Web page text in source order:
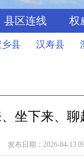
县区连线 权
乡县 汉寿县
坐下来、
布日期：2026-04-13